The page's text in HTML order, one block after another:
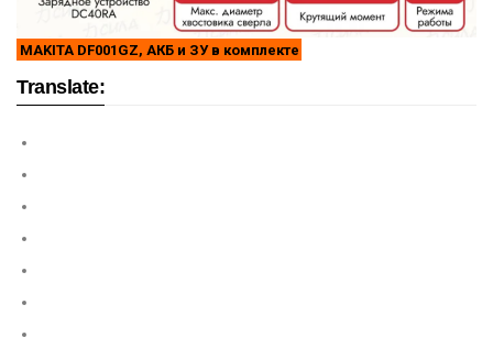
MAKITA DF001GZ, АКБ и ЗУ в комплекте
Translate: